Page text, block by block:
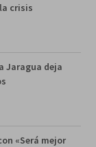
crisis
Jaragua deja
«Será mejor